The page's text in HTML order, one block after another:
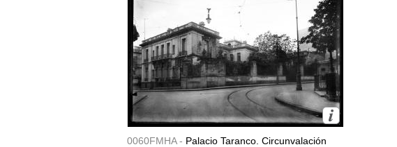
0060FMHA - Palacio Taranco. Circunvalación